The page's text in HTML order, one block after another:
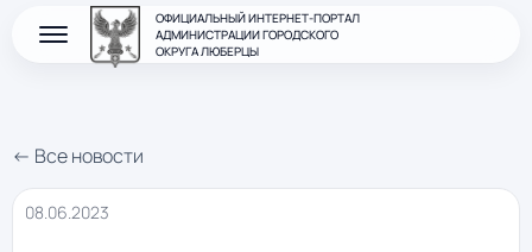
ОФИЦИАЛЬНЫЙ ИНТЕРНЕТ-ПОРТАЛ
АДМИНИСТРАЦИИ ГОРОДСКОГО
ОКРУГА ЛЮБЕРЦЫ
← Все новости
08.06.2023